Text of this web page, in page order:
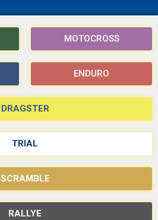
MOTOCROSS
ENDURO
DRAGSTER
TRIAL
SCRAMBLE
RALLYE